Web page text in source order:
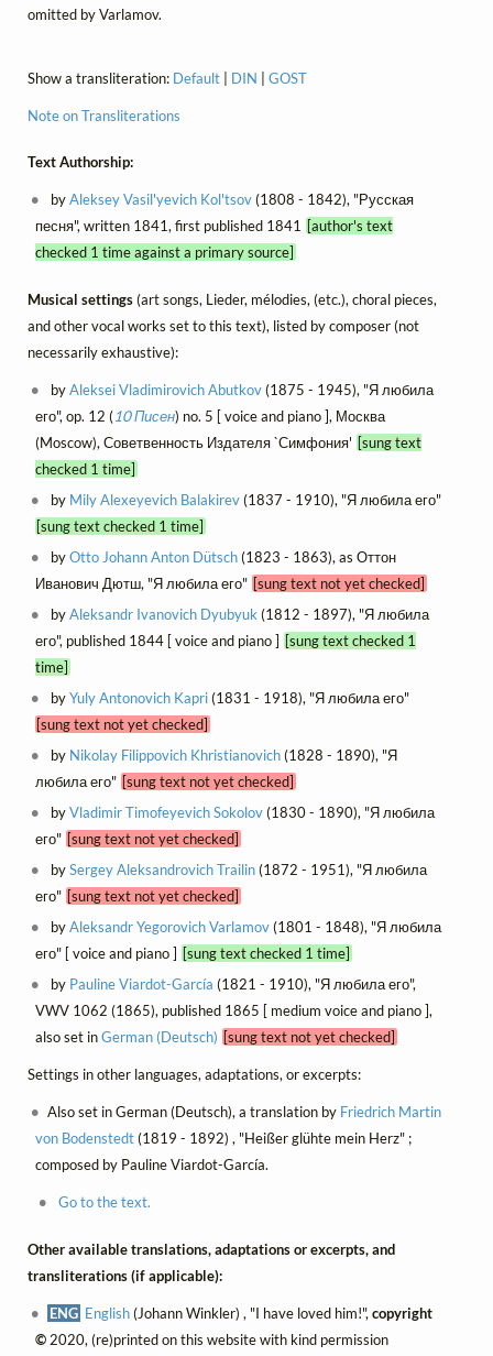
omitted by Varlamov.
Show a transliteration: Default DIN GOST
Note on Transliterations
Text Authorship:
byAleksey Vasil'yevich Kol'tsov(1808 - 1842), "Русская
песня", written 1841, first published 1841 [author's text
checked 1 time against a primary source]
Musical settings(art songs, Lieder, mélodies, (etc.), choral pieces,
and other vocal works set to this text), listed by composer (not
necessarily exhaustive):
byAleksei Vladimirovich Abutkov(1875 - 1945), "Я любила
его", op. 12 (10 Писен) no. 5 [ voice and piano ], Москва
(Moscow), Советвенность Издателя `Симфония' [sung text
checked 1 time]
by Mily Alexeyevich Balakirev(1837 - 1910), "Я любила его"
[sung text checked 1 time]
byOtto Johann Anton Dütsch(1823 - 1863), as Оттон
Иванович Дютш, "Я любила его" [sung text not yet checked]
byAleksandr Ivanovich Dyubyuk (1812 - 1897), "Я любила
его", published 1844 [ voice and piano ] [sung text checked 1
time]
byYuly Antonovich Kapri(1831 - 1918), "Я любила его"
[sung text not yet checked]
by Nikolay Filippovich Khristianovich(1828 - 1890), "Я
любила его" [sung text not yet checked]
byVladimir Timofeyevich Sokolov(1830 - 1890), "Я любила
его" [sung text not yet checked]
bySergey Aleksandrovich Trailin(1872 - 1951), "Я любила
его" [sung text not yet checked]
byAleksandr Yegorovich Varlamov(1801 - 1848), "Я любила
его" [ voice and piano ] [sung text checked 1 time]
by Pauline Viardot-García (1821 - 1910), "Я любила его",
VWV 1062 (1865), published 1865 [ medium voice and piano ],
also set inGerman (Deutsch) [sung text not yet checked]
Settings in other languages, adaptations, or excerpts:
Also set in German (Deutsch), a translation by Friedrich Martin
von Bodenstedt(1819 - 1892) , "Heißer glühte mein Herz" ;
composed by Pauline Viardot-García.
Go to the text.
Other available translations, adaptations or excerpts, and
transliterations (if applicable):
ENG English(Johann Winkler) , "I have loved him!",copyright
©2020, (re)printed on this website with kind permission